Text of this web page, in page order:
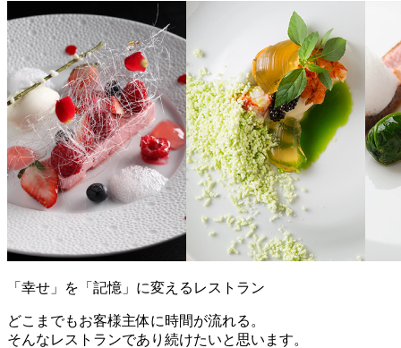
「幸せ」を「記憶」に変えるレストラン
どこまでもお客様主体に時間が流れる。
そんなレストランであり続けたいと思います。